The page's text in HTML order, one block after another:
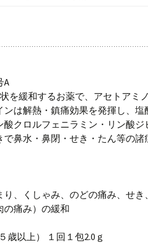
A
を緩和するお薬で、アセトアミ
は解熱・鎮痛効果を発揮し、塩
クロルフェニラミン・リン酸ジ
で鼻水・鼻閉・せき・たん等の諸
、くしゃみ、のどの痛み、せき
の痛み）の緩和
歳以上） １回１包2.0ｇ